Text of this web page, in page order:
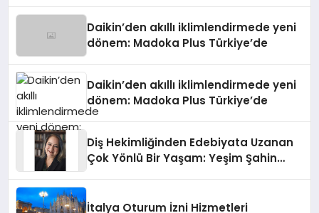
Daikin’den akıllı iklimlendirmede yeni
dönem: Madoka Plus Türkiye’de
Daikin’den akıllı iklimlendirmede yeni
dönem: Madoka Plus Türkiye’de
Diş Hekimliğinden Edebiyata Uzanan
Çok Yönlü Bir Yaşam: Yeşim Şahin
İtalya Oturum İzni Hizmetleri